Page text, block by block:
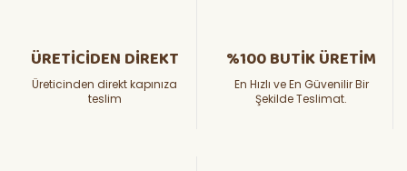
ÜRETİCİDEN DİREKT
Üreticinden direkt kapınıza
teslim
%100 BUTİK ÜRETİM
En Hızlı ve En Güvenilir Bir
Şekilde Teslimat.